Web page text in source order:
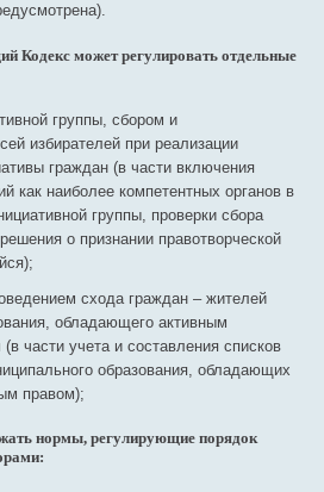
Кодекс может регулировать отдельные
группы, сбором и
избирателей при реализации
граждан (в части включения
как наиболее компетентных органов в
группы, проверки сбора
о признании правотворческой
схода граждан – жителей
обладающего активным
части учета и составления списков
образования, обладающих
правом);
нормы, регулирующие порядок